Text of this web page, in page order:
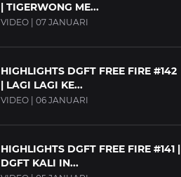
| TIGERWONG ME...
VIDEO | 07 JANUARI
HIGHLIGHTS DGFT FREE FIRE #142
| LAGI LAGI KE...
VIDEO | 06 JANUARI
HIGHLIGHTS DGFT FREE FIRE #141 |
DGFT KALI IN...